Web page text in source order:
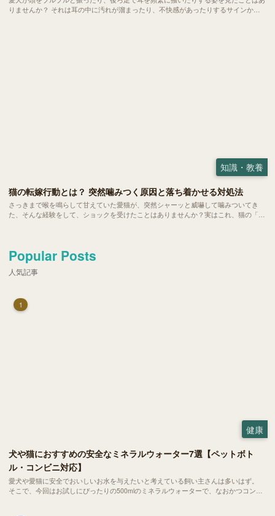
りませんか？ それは耳の中に汚れが溜まったり、不快感があったりするサインかも
知識・教養
猫の転嫁行動とは？ 突然噛みつく原因と落ち着かせる対処法
さっきまで喉を鳴らして甘えていた愛猫が、突然シャーッと威嚇して噛みついてき
た、そんな経験をして、ショックを受けたことはありませんか？実はこれ、猫の「転
Popular Posts
人気記事
1
健康
犬や猫におすすめの安全なミネラルウォーター7選【ペットボト
ル・コンビニ対応】
愛犬や愛猫に安全でおいしいお水を与えたいと考えている飼い主さんは多いはず。
そこで、今回はお試しにぴったりの500mlのミネラルウォーターで、なおかつコンビ